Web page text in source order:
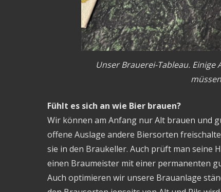
Unser Brauerei-Tableau.
Fühlt es sich an wie Bier brauen?
Wir können am Anfang nur Alt brauen und
offene Auslage andere Biersorten
sie in den Braukeller. Auch prüft man seine
einen Braumeister mit einer permanenten
Auch optimieren wir unsere Brauanlage